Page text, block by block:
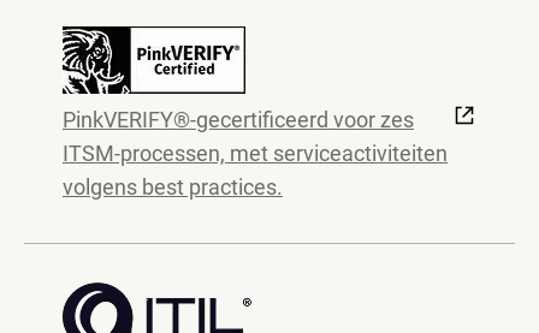
PinkVERIFY®-gecertificeerd voor zes
ITSM-processen, met serviceactiviteiten
volgens best practices.